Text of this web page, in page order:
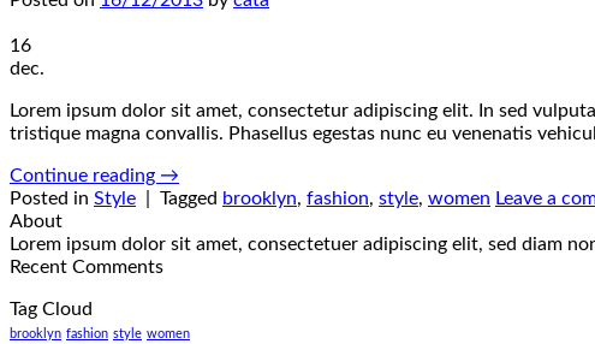
16
dec.
Lorem ipsum dolor sit amet, consectetur adipiscing elit. In sed
tristique magna convallis. Phasellus egestas nunc eu venenatis
Continue reading →
Posted in Style Tagged brooklyn, fashion, style, women Leave a
About
Lorem ipsum dolor sit amet, consectetuer adipiscing elit, sed diam
Recent Comments
Tag Cloud
brooklyn fashion style women